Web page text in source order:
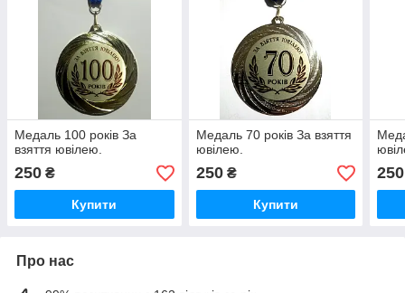
Медаль 100 років За
взяття ювілею.
250 ₴
Купити
Медаль 70 років За взяття
ювілею.
250₴
Купити
250
Про нас